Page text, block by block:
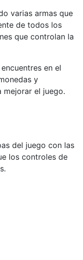
varias armas que
de todos los
que controlan la
en el
y
mejorar el juego.
del juego con las
los controles de